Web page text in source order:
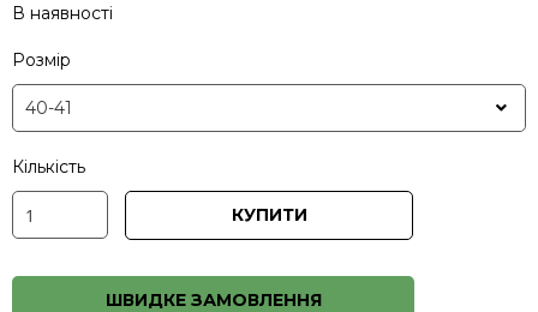
В наявності
Розмір
Кількість
КУПИТИ
ШВИДКЕ ЗАМОВЛЕННЯ